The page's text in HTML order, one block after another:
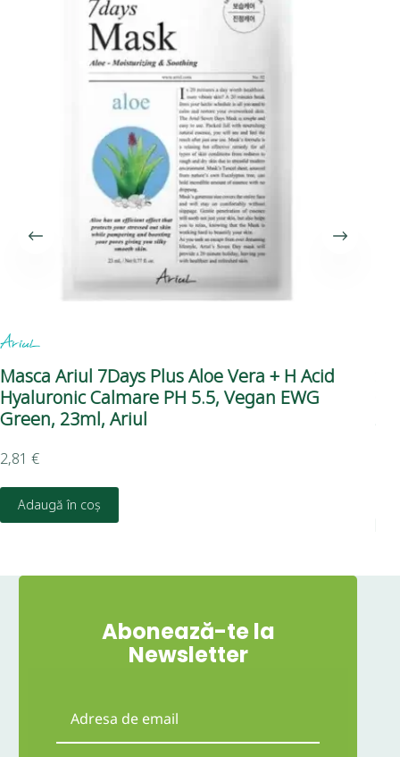
Masca Ariul 7Days Plus Aloe Vera + H Acid
Hyaluronic Calmare PH 5.5, Vegan EWG
Green, 23ml, Ariul
2,81 €
Adaugă în coș
Abonează-te la
Newsletter